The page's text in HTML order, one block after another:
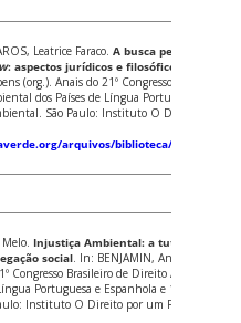
Leatrice Faraco.A busca pela
: aspectos jurídicos e filosóficos
(org.). Anais do 21º Congresso Brasileiro
dos Países de Língua Portuguesa e
São Paulo: Instituto O Direito por
arquivos/biblioteca/
Injustiça Ambiental: a tutela do
social . In: BENJAMIN, Antônio
Congresso Brasileiro de Direito Ambiental,
Portuguesa e Espanhola e 11º
Instituto O Direito por um Planeta